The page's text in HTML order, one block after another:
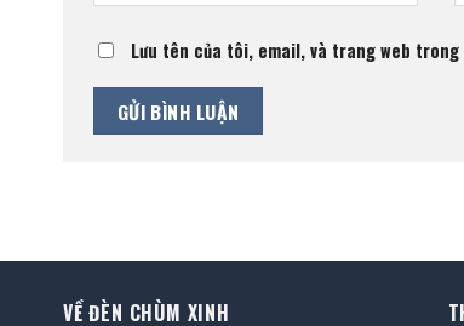
Lưu tên của tôi, email, và trang web
VỀ ĐÈN CHÙM XINH